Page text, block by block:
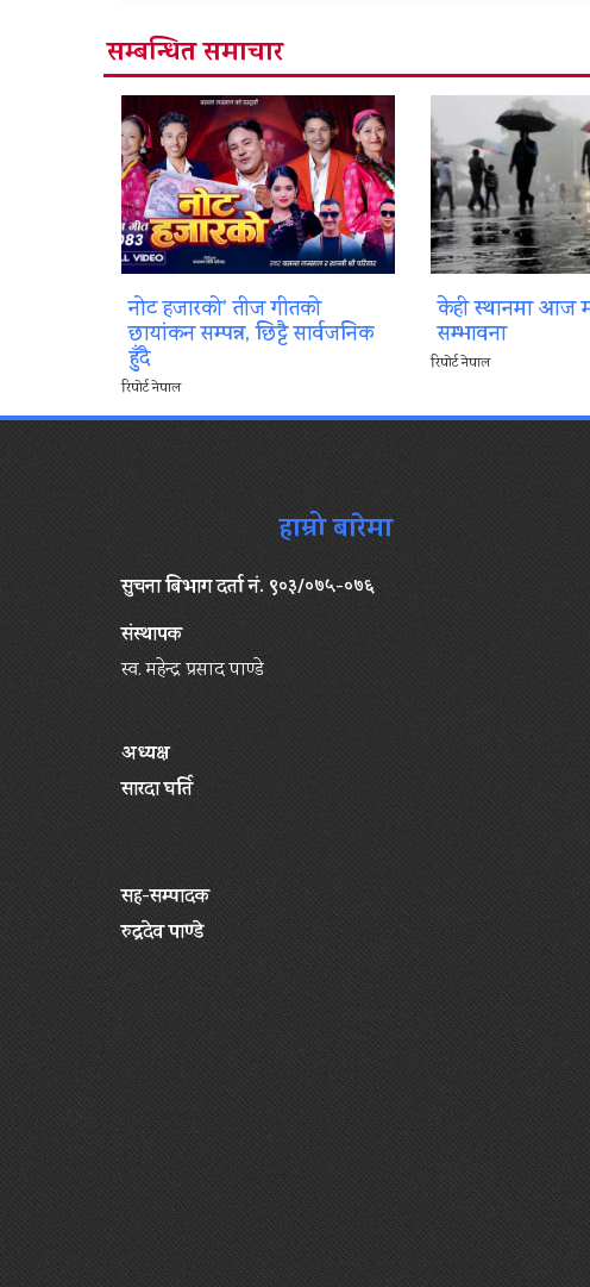
सम्बन्धित समाचार
नोट हजारको’ तीज गीतको
छायांकन सम्पन्न, छिट्टै सार्वजनिक
हुँदै
रिपोर्ट नेपाल
केही स्थानमा आज
सम्भावना
रिपोर्ट नेपाल
हाम्रो बारेमा
सुचना बिभाग दर्ता नं. ९०३/०७५-०७६
संस्थापक
स्व. महेन्द्र प्रसाद पाण्डे
अध्यक्ष
सारदा घर्ति
सह-सम्पादक
रुद्रदेव पाण्डे